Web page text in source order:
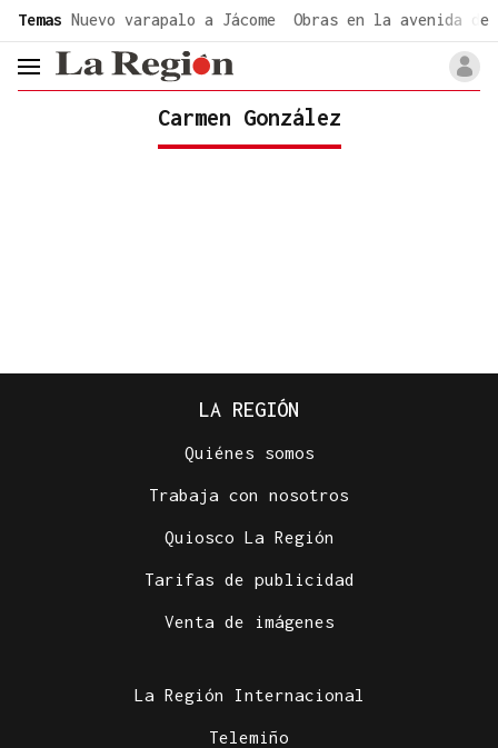
Temas Nuevo varapalo a Jácome Obras en la avenida de
header.menu.open
Carmen González
LA REGIÓN
Quiénes somos
Trabaja con nosotros
Quiosco La Región
Tarifas de publicidad
Venta de imágenes
La Región Internacional
Telemiño